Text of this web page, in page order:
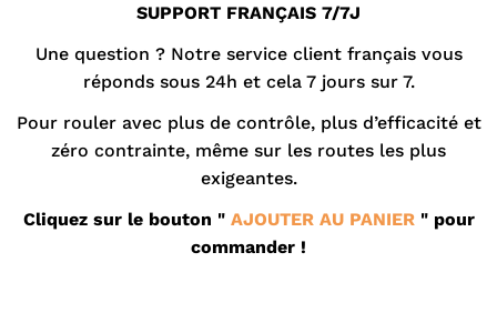
SUPPORT FRANÇAIS 7/7J
Une question ? Notre service client français vous
réponds sous 24h et cela 7 jours sur 7.
Pour rouler avec plus de contrôle, plus d’efficacité et
zéro contrainte, même sur les routes les plus
exigeantes.
Cliquez sur le bouton " AJOUTER AU PANIER" pour
commander !